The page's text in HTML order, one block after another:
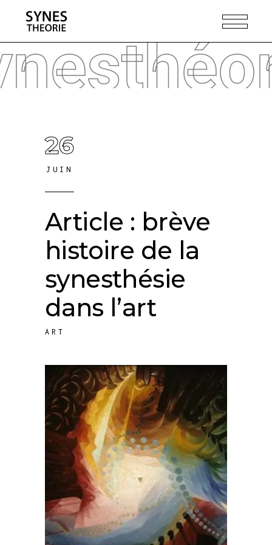
26
JUIN
Article : brève
histoire de la
synesthésie
dans l’art
ART